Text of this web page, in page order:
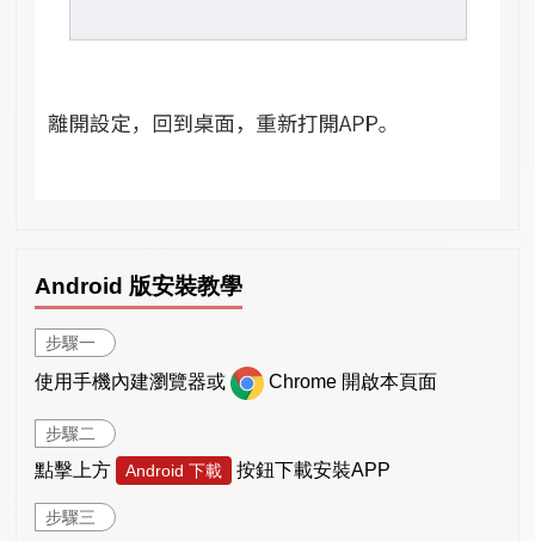
Android 版安裝教學
步驟一
使用手機內建瀏覽器或 Chrome 開啟本頁面
步驟二
點擊上方 Android 下載 按鈕下載安裝APP
步驟三